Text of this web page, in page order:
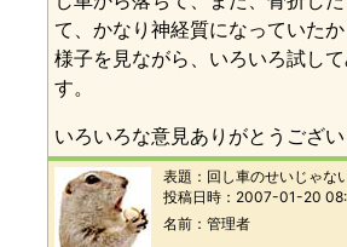
て、かなり神経質になっていたか
様子を見ながら、いろいろ試し
す。
いろいろな意見ありがとうござい
表題： 回し車のせいじゃな
投稿日時： 2007-01-20
名前
管理者